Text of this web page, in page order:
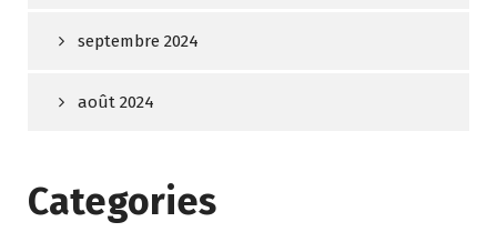
septembre 2024
août 2024
Categories